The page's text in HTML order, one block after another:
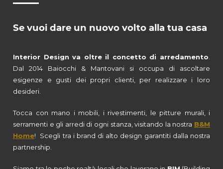
Se vuoi dare un nuovo volto alla tua casa
Interior Design va oltre il concetto di arredamento
Dal 2014 Baiocchi & Mantovani si occupa di ascoltare
esigenze e gusti dei propri clienti, per realizzare i loro
desideri.
Tocca con mano i mobili, i rivestimenti, le pitture murali, i
serramenti e gli arredi di ogni stanza, visitando la nostra B&M
Home! Scegli tra i brand di alto design garantiti dalla nostra
partnership.